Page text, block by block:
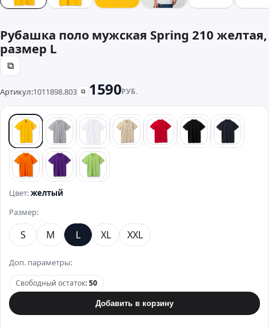
Рубашка поло мужская Spring 210 желтая,
размер L
⧉
Артикул:1011898.803 ⧉ 1590РУБ.
желтыйсерый белый бежевыйкрасный черный синий
оранжевыйфиолетовый
зеленый
Цвет:желтый
Размер:
S M L XL XXL
Доп. параметры:
Свободный остаток:50
Добавить в корзину